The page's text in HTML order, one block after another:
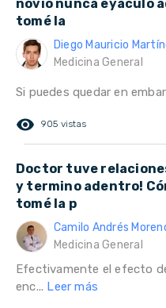
novio nunca eyaculó
tomé la
Diego Mauricio
Medicina General
Si puedes quedar en
remove_red_eye 905 vistas
Doctor tuve
y termino adentro!
tomé la p
Camilo Andrés
Medicina General
Efectivamente el efecto
enc... Leer más